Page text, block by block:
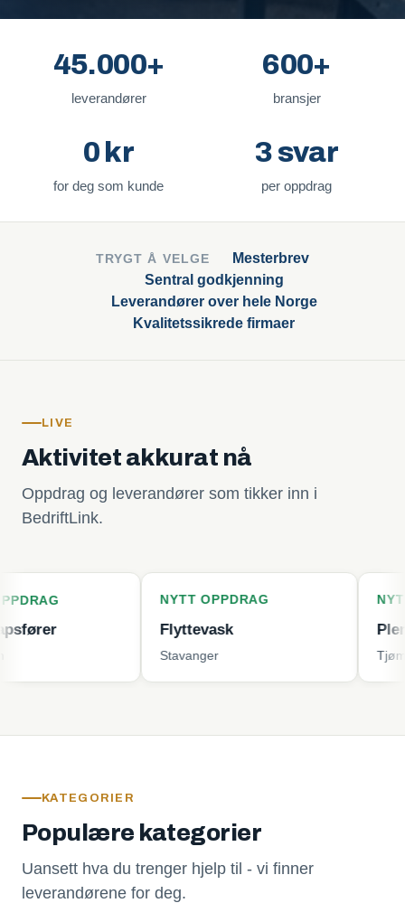
45.000+
leverandører
600+
bransjer
0 kr
for deg som kunde
3 svar
per oppdrag
TRYGT Å VELGE
Mesterbrev
Sentral godkjenning
Leverandører over hele Norge
Kvalitetssikrede firmaer
LIVE
Aktivitet akkurat nå
Oppdrag og leverandører som tikker inn i
BedriftLink.
NYTT OPPDRAG
Flyttevask
Stavanger
NYTT
KATEGORIER
Populære kategorier
Uansett hva du trenger hjelp til - vi finner
leverandørene for deg.